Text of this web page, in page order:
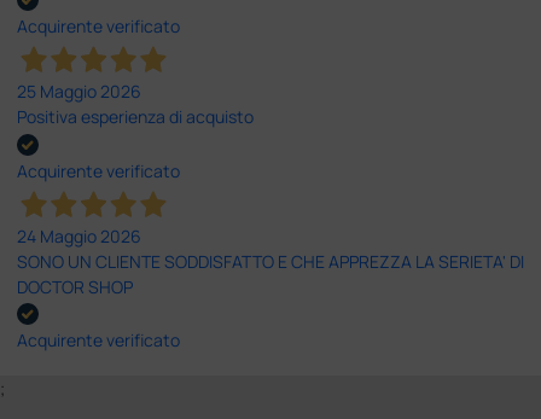
Acquirente verificato
25 Maggio 2026
Positiva esperienza di acquisto
Acquirente verificato
24 Maggio 2026
SONO UN CLIENTE SODDISFATTO E CHE APPREZZA LA SERIETA' DI
DOCTOR SHOP
Acquirente verificato
;